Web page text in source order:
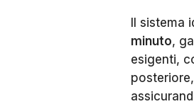
Il
minuto,
esigenti,